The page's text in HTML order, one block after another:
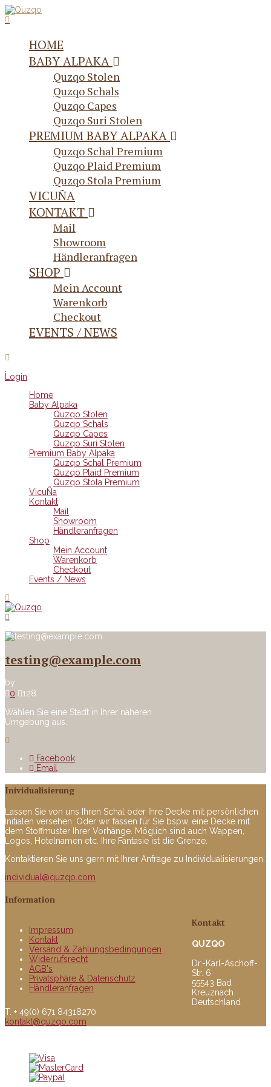
HOME
BABY ALPAKA
Quzqo Stolen
Quzqo Schals
Quzqo Capes
Quzqo Suri Stolen
PREMIUM BABY ALPAKA
Quzqo Schal Premium
Quzqo Plaid Premium
Quzqo Stola Premium
VICUÑA
KONTAKT
Mail
Showroom
Händleranfragen
SHOP
Mein Account
Warenkorb
Checkout
EVENTS / NEWS
Login
Home
Baby Alpaka
Quzqo Stolen
Quzqo Schals
Quzqo Capes
Quzqo Suri Stolen
Premium Baby Alpaka
Quzqo Schal Premium
Quzqo Plaid Premium
Quzqo Stola Premium
VicuÑa
Kontakt
Mail
Showroom
Händleranfragen
Shop
Mein Account
Warenkorb
Checkout
Events / News
testing@example.com
by
0
128
Wählen Sie eine Stadt in Ihrer näheren
Umgebung aus.
Facebook
Email
Inividualisierung
Lassen Sie von uns Ihren Schal oder Ihre Decke mit persönlichen
Initialen versehen. Oder wir fassen für Sie bspw. eine Decke mit
dem Stoffmuster Ihrer Vorhänge. Möglich sind auch Wappen,
Logos, Hotelnamen etc. Ihre Fantasie ist die Grenze.
Kontaktieren Sie uns gern mit Ihrer Anfrage zu Individualisierungen.
individual@quzqo.com
Information
Impressum
Kontakt
Versand & Zahlungsbedingungen
Widerrufsrecht
AGB's
Privatsphäre & Datenschutz
Händleranfragen
Kontakt
QUZQO
Dr.-Karl-Aschoff-
Str. 6
55543 Bad
Kreuznach
Deutschland
T. + 49(0) 671 84318270
kontakt@quzqo.com